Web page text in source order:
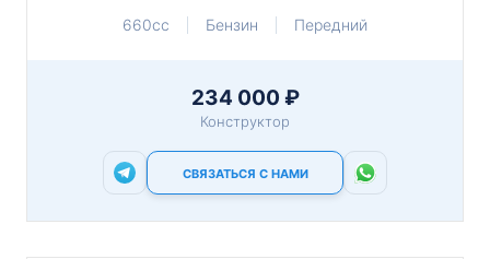
660cc
Бензин Передний
234 000 ₽
Конструктор
СВЯЗАТЬСЯ С НАМИ